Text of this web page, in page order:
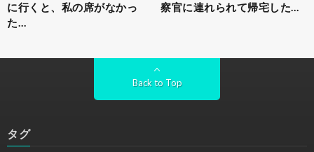
に行くと、私の席がなかっ
た…
察官に連れられて帰宅した…
Back to Top
タグ